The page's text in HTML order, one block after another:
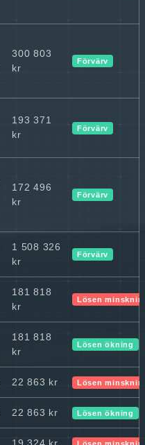
300 803
kr
Förvärv
193 371
kr
Förvärv
172 496
kr
Förvärv
1 508 326
kr
Förvärv
181 818
kr
Lösen
181 818
kr
Lösen ökning
22 863 kr Lösen
22 863 kr Lösen ökning